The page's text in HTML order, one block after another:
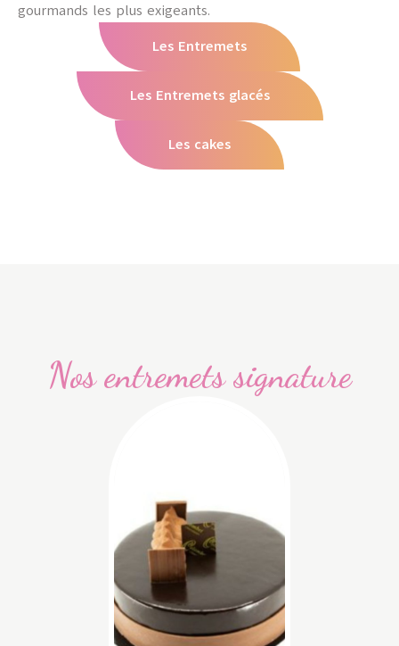
gourmands les plus exigeants.
Les Entremets
Les Entremets glacés
Les cakes
Nos entremets signature